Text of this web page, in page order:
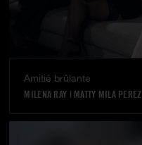
Amitié brûlante
MILENA RAY | MATTY MILA PEREZ